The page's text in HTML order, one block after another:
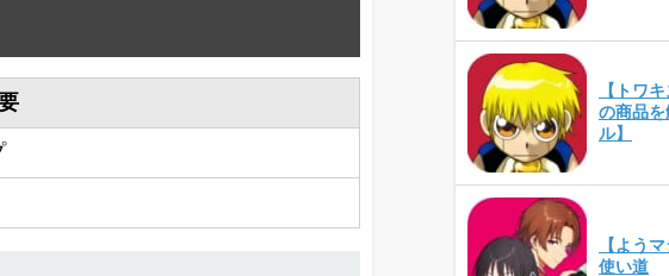
【トワ
の商品
ル】
【よう
使い道